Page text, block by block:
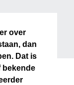
over
dan
Dat is
bekende